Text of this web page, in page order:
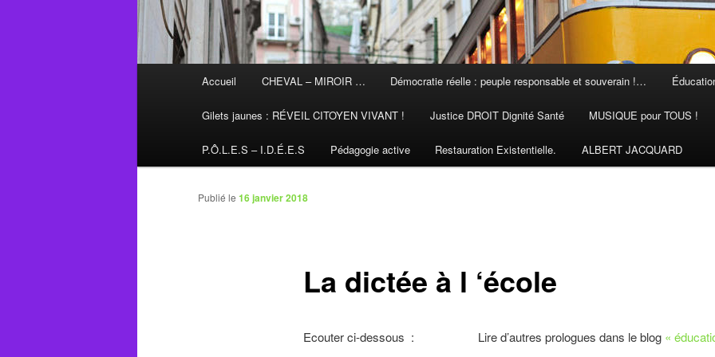
Accueil CHEVAL – MIROIR … Démocratie réelle : peuple responsable et souverain !…
Gilets jaunes : RÉVEIL CITOYEN VIVANT ! Justice DROIT Dignité Santé MUSIQUE pour TOUS !
P.Ô.L.E.S – I.D.É.E.S Pédagogie active Restauration Existentielle. ALBERT JACQUARD
La dictée à l ‘école
Publié le 16 janvier 2018
Ecouter ci-dessous : Lire d’autres prologues dans le blog«